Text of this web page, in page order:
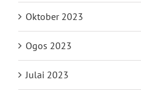
Oktober 2023
Ogos 2023
Julai 2023